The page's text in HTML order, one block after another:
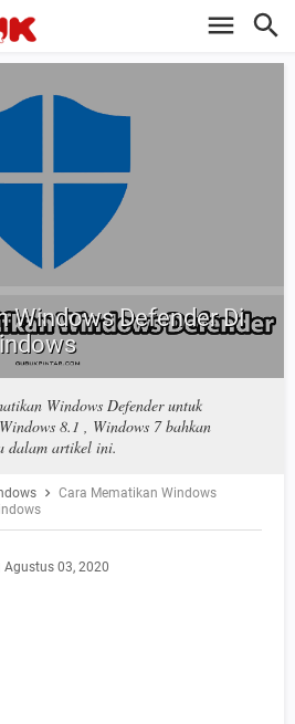
Windows Defender Di
Windows Defender untuk
8.1 , Windows 7 bahkan
dalam artikel ini.
Cara Mematikan Windows
Agustus 03, 2020